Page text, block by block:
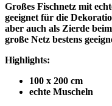
Großes Fischnetz mit
geeignet für die
aber auch als Zierde
große Netz bestens
Highlights:
100 x 200 cm
echte Muscheln